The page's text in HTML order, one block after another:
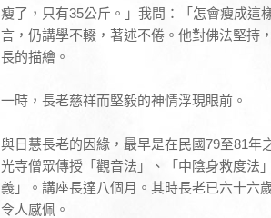
瘦了，只有35公斤。」我問：「怎會瘦成這
言，仍講學不輟，著述不倦。他對佛法堅持
長的描繪。
一時，長老慈祥而堅毅的神情浮現眼前。
與日慧長老的因緣，最早是在民國79至81
光寺僧眾傳授「觀音法」、「中陰身救度法
義」。講座長達八個月。其時長老已六十六
令人感佩。